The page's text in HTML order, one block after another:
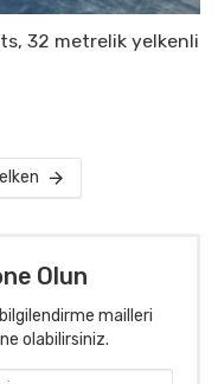
32 metrelik yelkenli
Olun
mailleri
olabilirsiniz.